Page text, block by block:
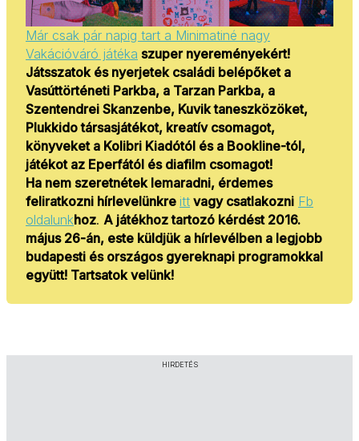
Már csak pár napig tart a Minimatiné nagy
Vakációváró játéka szuper nyereményekért!
Játsszatok és nyerjetek családi belépőket a
Vasúttörténeti Parkba, a Tarzan Parkba, a
Szentendrei Skanzenbe, Kuvik taneszközöket,
Plukkido társasjátékot, kreatív csomagot,
könyveket a Kolibri Kiadótól és a Bookline-tól,
játékot az Eperfától és diafilm csomagot!
Ha nem szeretnétek lemaradni, érdemes
feliratkozni hírlevelünkre itt vagy csatlakozni Fb
oldalunkhoz. A játékhoz tartozó kérdést 2016.
május 26-án, este küldjük a hírlevélben a legjobb
budapesti és országos gyereknapi programokkal
együtt! Tartsatok velünk!
HIRDETÉS